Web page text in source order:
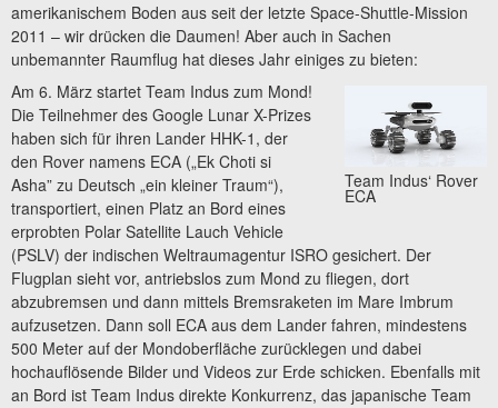
amerikanischem Boden aus seit der letzte Space-Shuttle-Mission
2011 – wir drücken die Daumen! Aber auch in Sachen
unbemannter Raumflug hat dieses Jahr einiges zu bieten:
Team Indus‘ Rover
ECA
Am 6. März startet Team Indus zum Mond!
Die Teilnehmer des Google Lunar X-Prizes
haben sich für ihren Lander HHK-1, der
den Rover namens ECA („Ek Choti si
Asha” zu Deutsch „ein kleiner Traum“),
transportiert, einen Platz an Bord eines
erprobten Polar Satellite Lauch Vehicle
(PSLV) der indischen Weltraumagentur ISRO gesichert. Der
Flugplan sieht vor, antriebslos zum Mond zu fliegen, dort
abzubremsen und dann mittels Bremsraketen im Mare Imbrum
aufzusetzen. Dann soll ECA aus dem Lander fahren, mindestens
500 Meter auf der Mondoberfläche zurücklegen und dabei
hochauflösende Bilder und Videos zur Erde schicken. Ebenfalls mit
an Bord ist Team Indus direkte Konkurrenz, das japanische Team